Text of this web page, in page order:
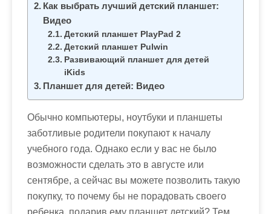
Как выбрать лучший детский планшет:
Видео
Детский планшет PlayPad 2
Детский планшет Pulwin
Развивающий планшет для детей
iKids
Планшет для детей: Видео
Обычно компьютеры, ноутбуки и планшеты
заботливые родители покупают к началу
учебного года. Однако если у вас не было
возможности сделать это в августе или
сентябре, а сейчас вы можете позволить такую
покупку, то почему бы не порадовать своего
ребенка, подарив ему планшет детский? Тем